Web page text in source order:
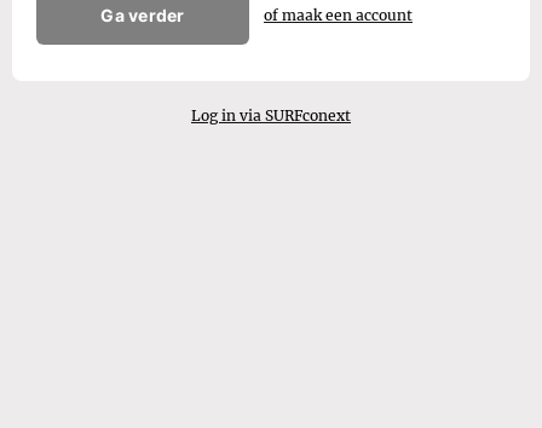
Ga verder of maak een account
Log in via SURFconext